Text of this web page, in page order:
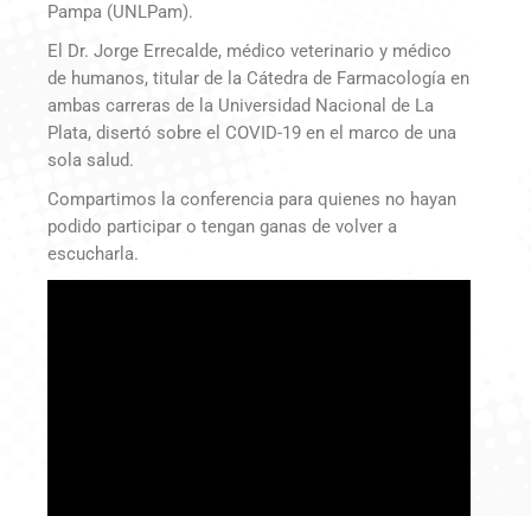
Pampa (UNLPam).
El Dr. Jorge Errecalde, médico veterinario y médico
de humanos, titular de la Cátedra de Farmacología en
ambas carreras de la Universidad Nacional de La
Plata, disertó sobre el COVID-19 en el marco de una
sola salud.
Compartimos la conferencia para quienes no hayan
podido participar o tengan ganas de volver a
escucharla.